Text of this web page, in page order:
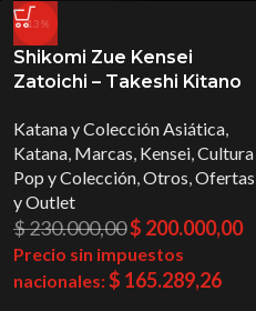
-13%
Shikomi Zue Kensei
Zatoichi – Takeshi Kitano
Katana y Colección Asiática,
Katana, Marcas, Kensei,Cultura
Pop y Colección,Otros,Ofertas
y Outlet
$230.000,00$ 200.000,00
Precio sin impuestos
nacionales:$ 165.289,26